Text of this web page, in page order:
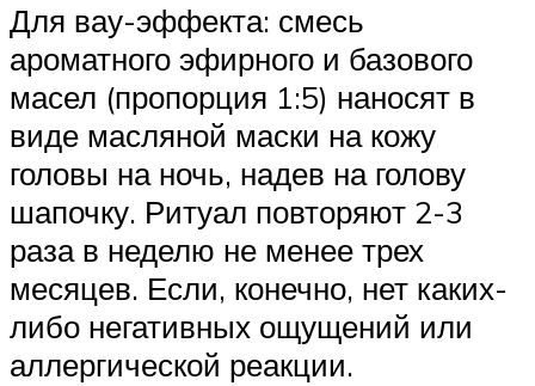
Для вау-эффекта: смесь
ароматного эфирного и базового
масел (пропорция 1:5) наносят в
виде масляной маски на кожу
головы на ночь, надев на голову
шапочку. Ритуал повторяют 2-3
раза в неделю не менее трех
месяцев. Если, конечно, нет каких-
либо негативных ощущений или
аллергической реакции.